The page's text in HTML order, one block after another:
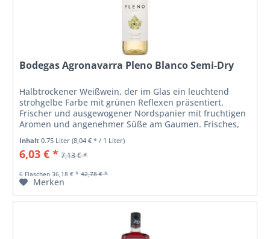
Bodegas Agronavarra Pleno Blanco Semi-Dry
Halbtrockener Weißwein, der im Glas ein leuchtend
strohgelbe Farbe mit grünen Reflexen präsentiert.
Frischer und ausgewogener Nordspanier mit fruchtigen
Aromen und angenehmer Süße am Gaumen. Frisches,
direkt ansprechendes Bukett mit...
Inhalt0.75 Liter(8,04 € * / 1 Liter)
6,03 € * 7,13 € *
6 Flaschen 36,18 € * 42,78 € *
Merken